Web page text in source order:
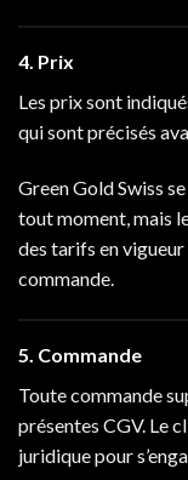
4. Prix
Les prix sont
qui sont précisés
Green Gold Swiss
tout moment, mais
des tarifs en
commande.
5. Commande
Toute commande
présentes CGV. Le
juridique pour